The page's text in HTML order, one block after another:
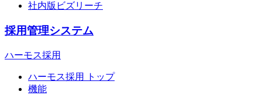
社内版ビズリーチ
採用管理システム
ハーモス採用
ハーモス採用 トップ
機能